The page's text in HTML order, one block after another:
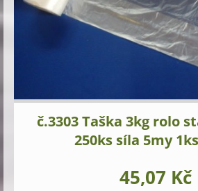
č.3303 Taška 3kg rolo
250ks síla 5my
45,07 Kč